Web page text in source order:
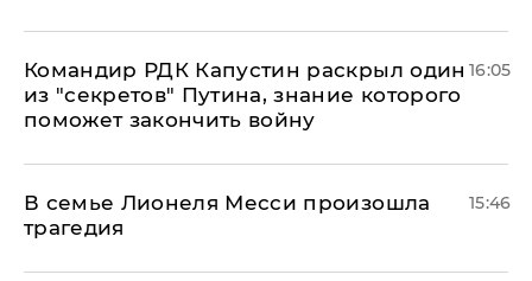
Командир РДК Капустин раскрыл один
из "секретов" Путина, знание которого
поможет закончить войну
16:05
В семье Лионеля Месси произошла
трагедия
15:46